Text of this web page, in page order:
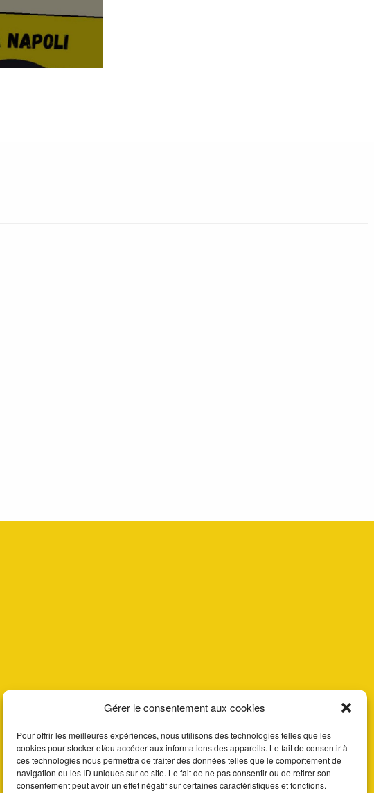
Gérer le consentement aux cookies
Pour offrir les meilleures expériences, nous utilisons des technologies telles que les
cookies pour stocker et/ou accéder aux informations des appareils. Le fait de consentir à
ces technologies nous permettra de traiter des données telles que le comportement de
navigation ou les ID uniques sur ce site. Le fait de ne pas consentir ou de retirer son
consentement peut avoir un effet négatif sur certaines caractéristiques et fonctions.